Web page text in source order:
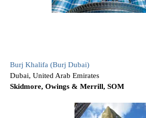
Burj Khalifa (Burj Dubai)
Dubai, United Arab Emirates
Skidmore, Owings & Merrill, SOM